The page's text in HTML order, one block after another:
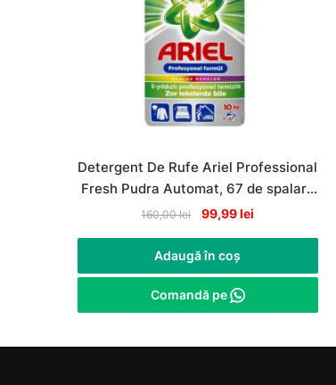
Detergent De Rufe Ariel Professional
Fresh Pudra Automat, 67 de spalari,
10Kg
160,00lei
Original
was:
160,00 lei.
99,99lei
99,99 lei.
Adaugă în coș
Comandă pe